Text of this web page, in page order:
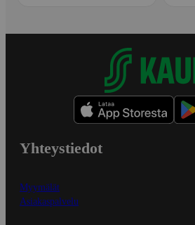
Yhteystiedot
Myymälät
Asiakaspalvelu